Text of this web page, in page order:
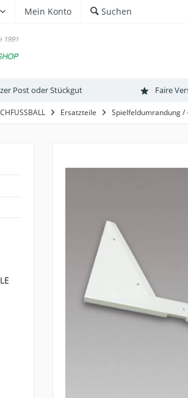
Mein Konto Suchen
Post oder Stückgut Faire
Ersatzteile Spielfeldumrandung /